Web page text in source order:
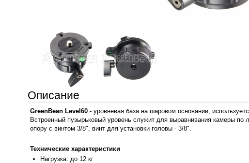
Описание
GreenBean Level60 - уровневая база на шаровом основании,
Встроенный пузырьковый уровень служит для выравнивания камеры по
опору с винтом 3/8", винт для установки головы - 3/8".
Технические характеристики
Нагрузка: до 12 кг